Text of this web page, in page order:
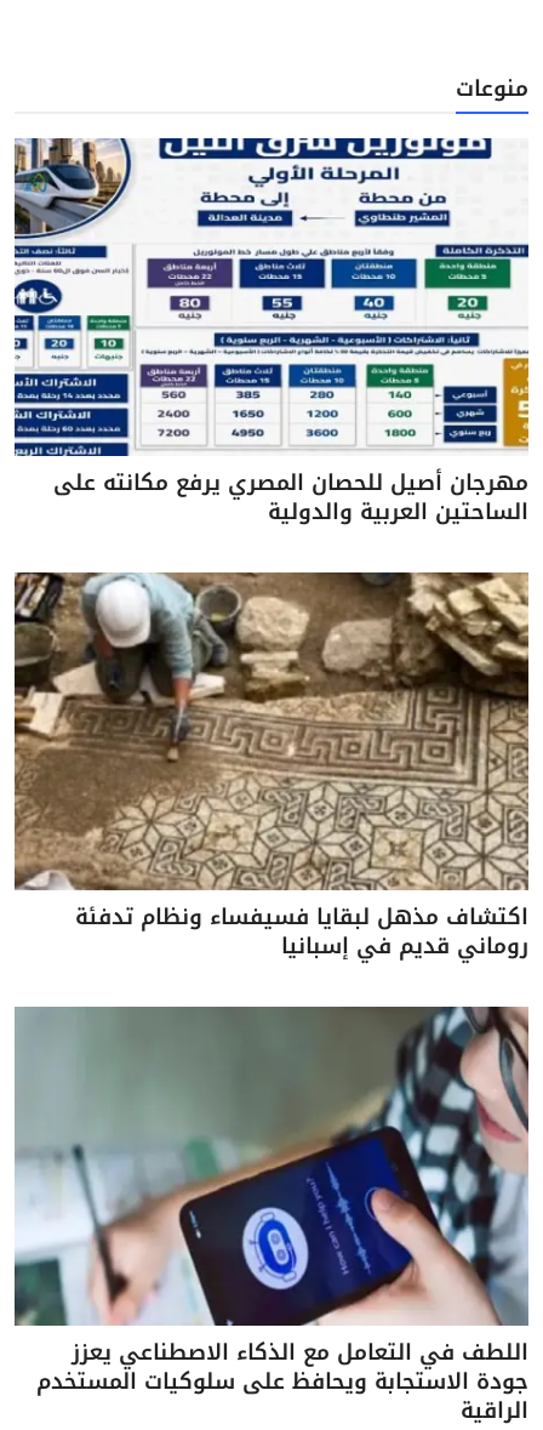
منوعات
مهرجان أصيل للحصان المصري يرفع مكانته على
الساحتين العربية والدولية
اكتشاف مذهل لبقايا فسيفساء ونظام تدفئة
روماني قديم في إسبانيا
اللطف في التعامل مع الذكاء الاصطناعي يعزز
جودة الاستجابة ويحافظ على سلوكيات المستخدم
الراقية